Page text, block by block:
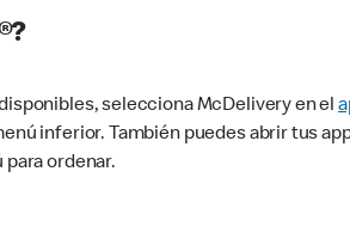
selecciona McDelivery en el
inferior. También puedes abrir tus
ordenar.